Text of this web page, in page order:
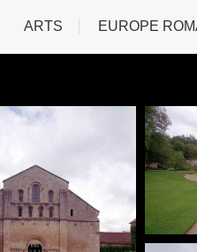
ARTS EUROPE